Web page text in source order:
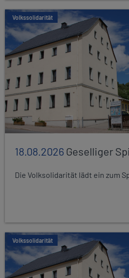
Volkssolidarität
18.08.2026Geselliger
Die Volksolidarität lädt ein zum
Volkssolidarität